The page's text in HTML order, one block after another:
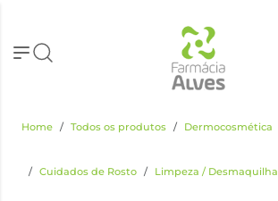
Home Todos os produtos Dermocosmética
Cuidados de Rosto Limpeza /